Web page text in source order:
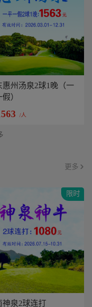
惠州汤泉2球1晚（一
）
/人
更多
限时
神泉2球连打